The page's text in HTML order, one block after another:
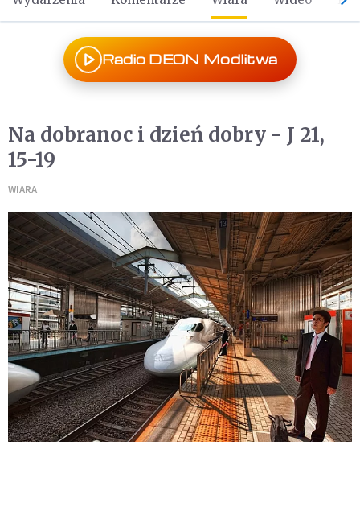
Radio DEON Modlitwa
Na dobranoc i dzień dobry - J 21,
15-19
WIARA